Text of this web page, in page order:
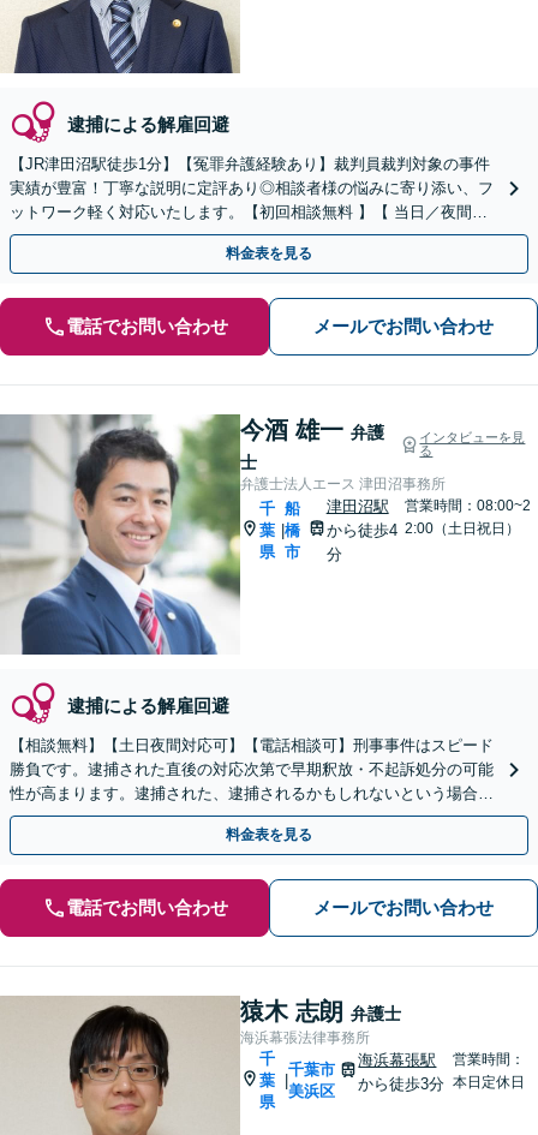
逮捕による解雇回避
【JR津田沼駅徒歩1分】【冤罪弁護経験あり】裁判員裁判対象の事件
実績が豊富！丁寧な説明に定評あり◎相談者様の悩みに寄り添い、フ
ットワーク軽く対応いたします。【初回相談無料 】【 当日／夜間も
相談可】【最短即日接見可】
料金表を見る
電話でお問い合わせ メールでお問い合わせ
今酒 雄一 弁護
士
インタビューを見
る
弁護士法人エース 津田沼事務所
千
葉
県
|
船
橋
市
津田沼駅
から徒歩4
分
営業時間：08:00~2
2:00（土日祝日）
逮捕による解雇回避
【相談無料】【土日夜間対応可】【電話相談可】刑事事件はスピード
勝負です。逮捕された直後の対応次第で早期釈放・不起訴処分の可能
性が高まります。逮捕された、逮捕されるかもしれないという場合、
少しでも早くご相談ください。
料金表を見る
電話でお問い合わせ メールでお問い合わせ
猿木 志朗 弁護士
海浜幕張法律事務所
千
葉
県
千葉市
美浜区
海浜幕張駅
から徒歩3分
営業時間：
本日定休日